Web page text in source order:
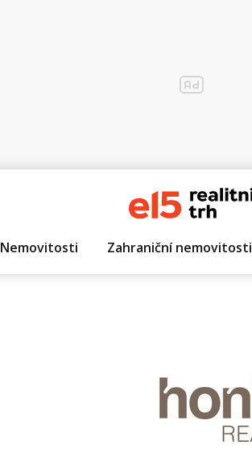
Nemovitosti Zahraniční nemovitosti